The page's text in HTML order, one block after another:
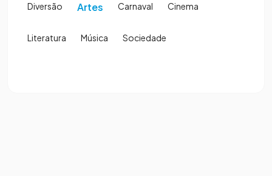
Diversão Artes Carnaval Cinema
Literatura Música Sociedade